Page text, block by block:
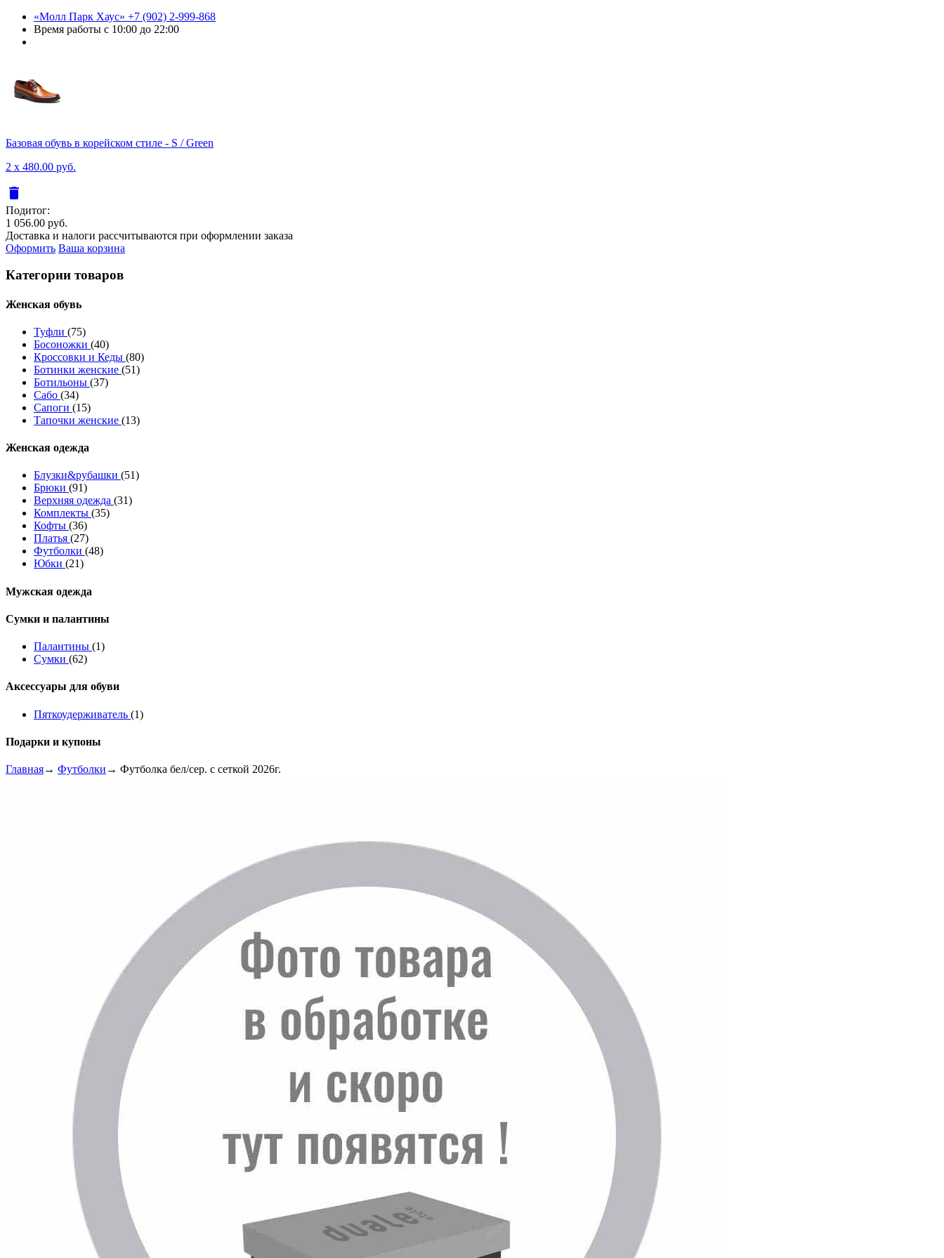
«Молл Парк Хаус» +7 (902) 2-999-868
Время работы с 10:00 до 22:00
Базовая обувь в корейском стиле - S / Green
2 x 480.00 руб.
delete
Подитог:
1 056.00 руб.
Доставка и налоги рассчитываются при оформлении заказа
Оформить Ваша корзина
Категории товаров
Женcкая обувь
Туфли (75)
Босоножки (40)
Кроссовки и Кеды (80)
Ботинки женские (51)
Ботильоны (37)
Сабо (34)
Сапоги (15)
Тапочки женские (13)
Женская одежда
Блузки&рубашки (51)
Брюки (91)
Верхняя одежда (31)
Комплекты (35)
Кофты (36)
Платья (27)
Футболки (48)
Юбки (21)
Мужская одежда
Сумки и палантины
Палантины (1)
Сумки (62)
Аксессуары для обуви
Пяткоудерживатель (1)
Подарки и купоны
Главная→ Футболки → Футболка бел/сер. с сеткой 2026г.